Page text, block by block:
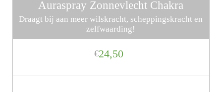
Auraspray Zonnevlecht Chakra
Draagt bij aan meer wilskracht, scheppingskracht en
zelfwaarding!
€24,50